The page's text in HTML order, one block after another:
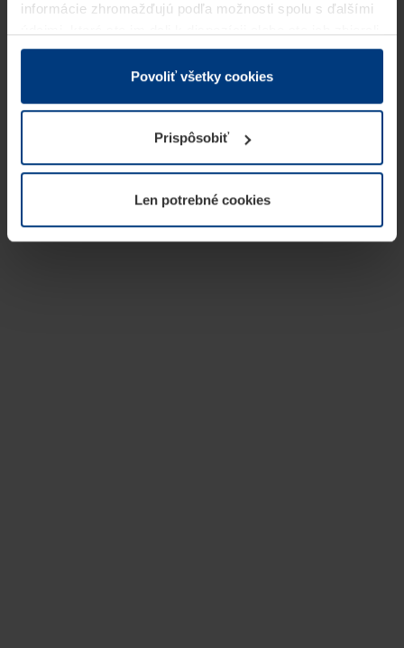
informácie zhromažďujú podľa možnosti spolu s ďalšími
v rámci Vášho využívania služieb.
Z právneho hľadiska môžeme cookies ukladať na Vašom
prevádzku tejto stránky. Pre všetky ostatné typy cookie
potrebujeme Vaše povolenie. Vaše povolenie môžete
kedykoľvek zmeniť alebo odvolať vo vysvetlení cookie
našej webovej stránky.
Povoliť všetky cookies
Prispôsobiť
Len potrebné cookies